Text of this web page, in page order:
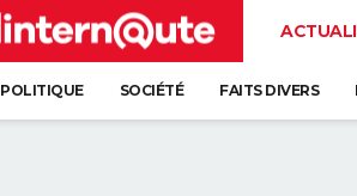
POLITIQUE SOCIÉTÉ FAITS DIVERS